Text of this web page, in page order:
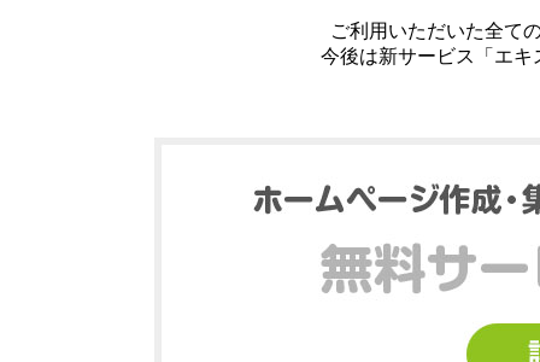
ご利用いただいた全て
今後は新サービス「エ